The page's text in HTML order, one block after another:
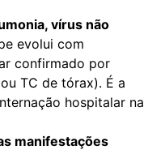
vírus não
evolui com
confirmado por
TC de tórax). É a
hospitalar na
manifestações